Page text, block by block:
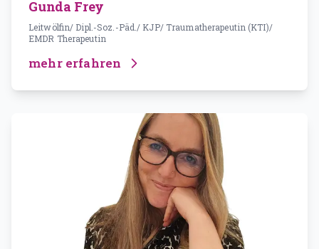
Gunda Frey
Leitwölfin/ Dipl.-Soz.-Päd./ KJP/ Traumatherapeutin (KTI)/
EMDR Therapeutin
mehr erfahren